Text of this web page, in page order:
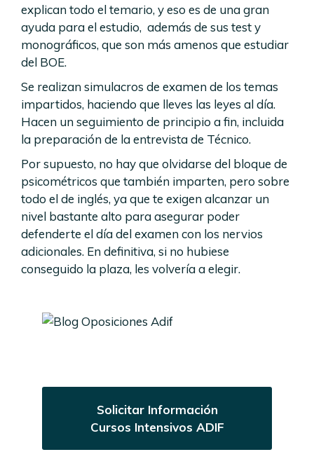
explican todo el temario, y eso es de una gran
ayuda para el estudio, además de sus test y
monográficos, que son más amenos que estudiar
del BOE.
Se realizan simulacros de examen de los temas
impartidos, haciendo que lleves las leyes al día.
Hacen un seguimiento de principio a fin, incluida
la preparación de la entrevista de Técnico.
Por supuesto, no hay que olvidarse del bloque de
psicométricos que también imparten, pero sobre
todo el de inglés, ya que te exigen alcanzar un
nivel bastante alto para asegurar poder
defenderte el día del examen con los nervios
adicionales. En definitiva, si no hubiese
conseguido la plaza, les volvería a elegir.
Solicitar Información
Cursos Intensivos ADIF